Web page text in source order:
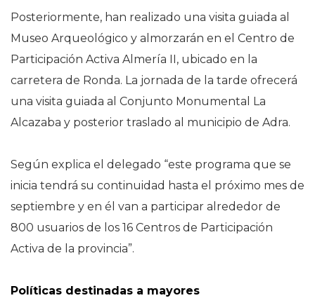
Posteriormente, han realizado una visita guiada al
Museo Arqueológico y almorzarán en el Centro de
Participación Activa Almería II, ubicado en la
carretera de Ronda. La jornada de la tarde ofrecerá
una visita guiada al Conjunto Monumental La
Alcazaba y posterior traslado al municipio de Adra.
Según explica el delegado “este programa que se
inicia tendrá su continuidad hasta el próximo mes de
septiembre y en él van a participar alrededor de
800 usuarios de los 16 Centros de Participación
Activa de la provincia”.
Políticas destinadas a mayores